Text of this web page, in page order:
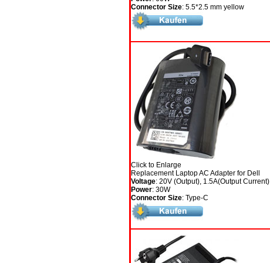
Connector Size: 5.5*2.5 mm yellow
Click to Enlarge
Replacement Laptop AC Adapter for Dell
Voltage: 20V (Output), 1.5A(Output Current)
Power: 30W
Connector Size: Type-C